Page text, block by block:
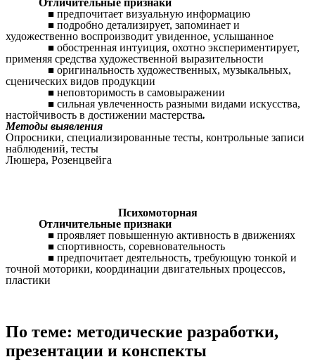
Отличительные признаки
предпочитает визуальную информацию
подробно детализирует, запоминает и
художественно воспроизводит увиденное, услышанное
обостренная интуиция, охотно экспериментирует,
применяя средства художественной выразительности
оригинальность художественных, музыкальных,
сценических видов продукции
неповторимость в самовыражении
сильная увлеченность разными видами искусства,
настойчивость в достижении мастерства.
Методы выявления
Опросники, специализированные тесты, контрольные записи
наблюдений, тесты
Люшера, Розенцвейга
Психомоторная
Отличительные признаки
проявляет повышенную активность в движениях
спортивность, соревновательность
предпочитает деятельность, требующую тонкой и
точной моторики, координации двигательных процессов,
пластики
По теме: методические разработки,
презентации и конспекты